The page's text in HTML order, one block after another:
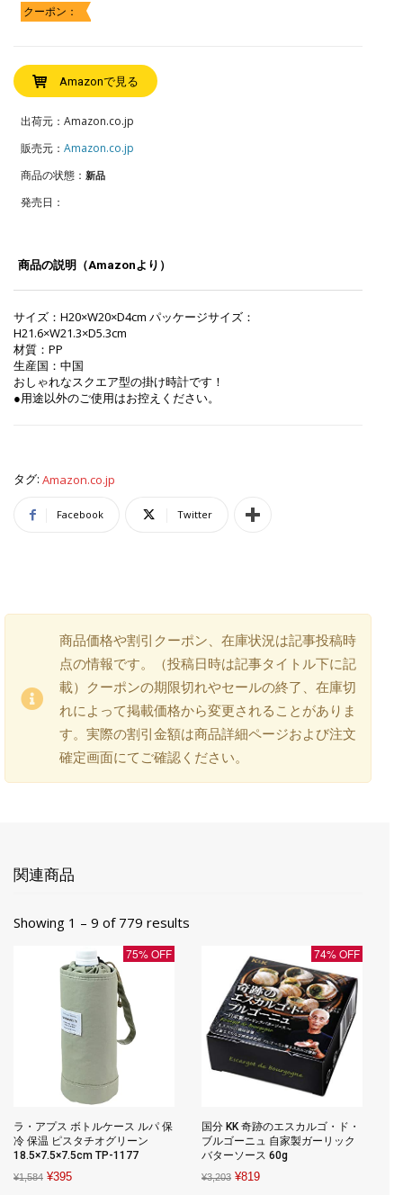
クーポン：
Amazonで見る
出荷元：Amazon.co.jp
販売元： Amazon.co.jp
商品の状態： 新品
発売日：
商品の説明（Amazonより）
サイズ：H20×W20×D4cm パッケージサイズ：
H21.6×W21.3×D5.3cm
材質：PP
生産国：中国
おしゃれなスクエア型の掛け時計です！
●用途以外のご使用はお控えください。
タグ: Amazon.co.jp
Facebook Twitter
商品価格や割引クーポン、在庫状況は記事投稿時
点の情報です。（投稿日時は記事タイトル下に記
載）クーポンの期限切れやセールの終了、在庫切
れによって掲載価格から変更されることがありま
す。実際の割引金額は商品詳細ページおよび注文
確定画面にてご確認ください。
関連商品
Showing 1 – 9 of 779 results
75% OFF
ラ・アプス ボトルケース ルパ 保
冷 保温 ピスタチオグリーン
18.5×7.5×7.5cm TP-1177
¥1,584 Original
¥395Current
74% OFF
国分 KK 奇跡のエスカルゴ・ド・
ブルゴーニュ 自家製ガーリック
バターソース 60g
¥3,203 Original
¥819Current